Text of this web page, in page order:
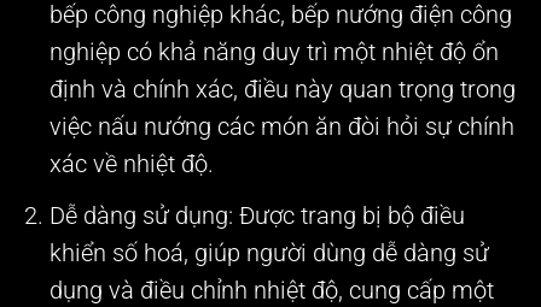
bếp công nghiệp khác, bếp nướng điện công
nghiệp có khả năng duy trì một nhiệt độ ổn
định và chính xác, điều này quan trọng trong
việc nấu nướng các món ăn đòi hỏi sự chính
xác về nhiệt độ.
Dễ dàng sử dụng: Được trang bị bộ điều
khiển số hoá, giúp người dùng dễ dàng sử
dụng và điều chỉnh nhiệt độ, cung cấp một